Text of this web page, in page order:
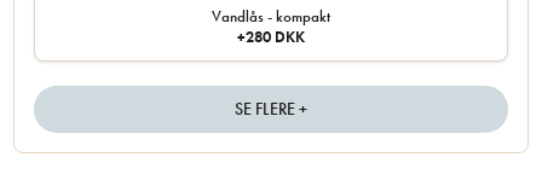
Vandlås - kompakt
+280 DKK
SE FLERE +